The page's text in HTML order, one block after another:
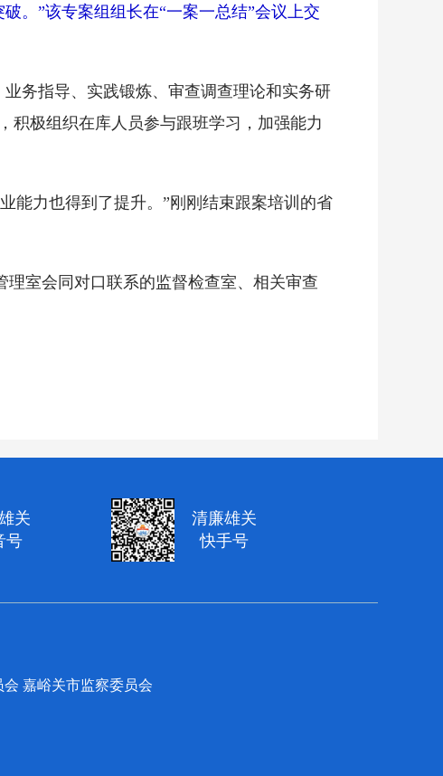
。”该专案组组长在“一案一总结”会议上交
务指导、实践锻炼、审查调查理论和实务研
积极组织在库人员参与跟班学习，加强能力
能力也得到了提升。”刚刚结束跟案培训的省
室会同对口联系的监督检查室、相关审查
关
号
清廉雄关
快手号
嘉峪关市监察委员会